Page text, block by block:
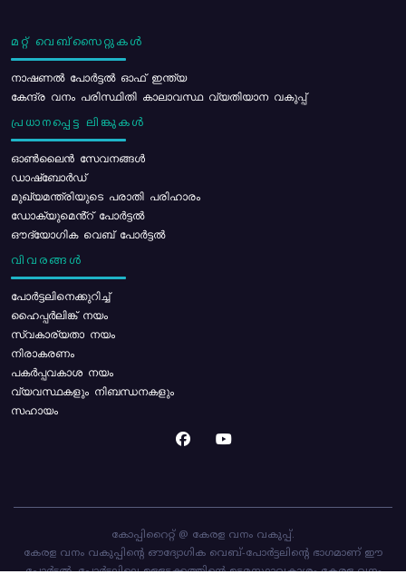
മറ്റ് വെബ്സൈറ്റുകൾ
നാഷണൽ പോർട്ടൽ ഓഫ് ഇന്ത്യ
കേന്ദ്ര വനം പരിസ്ഥിതി കാലാവസ്ഥ വ്യതിയാന വകുപ്പ്
പ്രധാനപ്പെട്ട ലിങ്കുകൾ
ഓൺലൈൻ സേവനങ്ങൾ
ഡാഷ്ബോർഡ്
മുഖ്യമന്ത്രിയുടെ പരാതി പരിഹാരം
ഡോക്യുമെൻ്റ് പോർട്ടൽ
ഔദ്യോഗിക വെബ് പോർട്ടൽ
വിവരങ്ങൾ
പോര്‍ട്ടലിനെക്കുറിച്ച്
ഹൈപ്പർലിങ്ക് നയം
സ്വകാര്യതാ നയം
നിരാകരണം
പകർപ്പവകാശ നയം
വ്യവസ്ഥകളും നിബന്ധനകളും
സഹായം
കോപ്പിറൈറ്റ് @ കേരള വനം വകുപ്പ്.
കേരള വനം വകുപ്പിന്റെ ഔദ്യോഗിക വെബ്-പോർട്ടലിന്റെ ഭാഗമാണ് ഈ
പോർട്ടൽ. പോർട്ടലിലെ ഉള്ളടക്കത്തിന്റെ ഉടമസ്ഥാവകാശം കേരള വനം